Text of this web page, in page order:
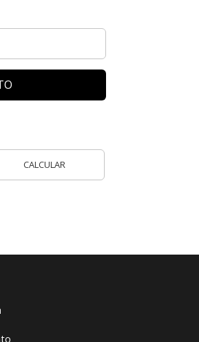
CALCULAR